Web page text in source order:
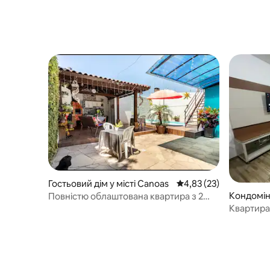
Гостьовий дім у місті Canoas Середня оцінка: 4,83
4,83 (23)
Повністю облаштована квартира з 2